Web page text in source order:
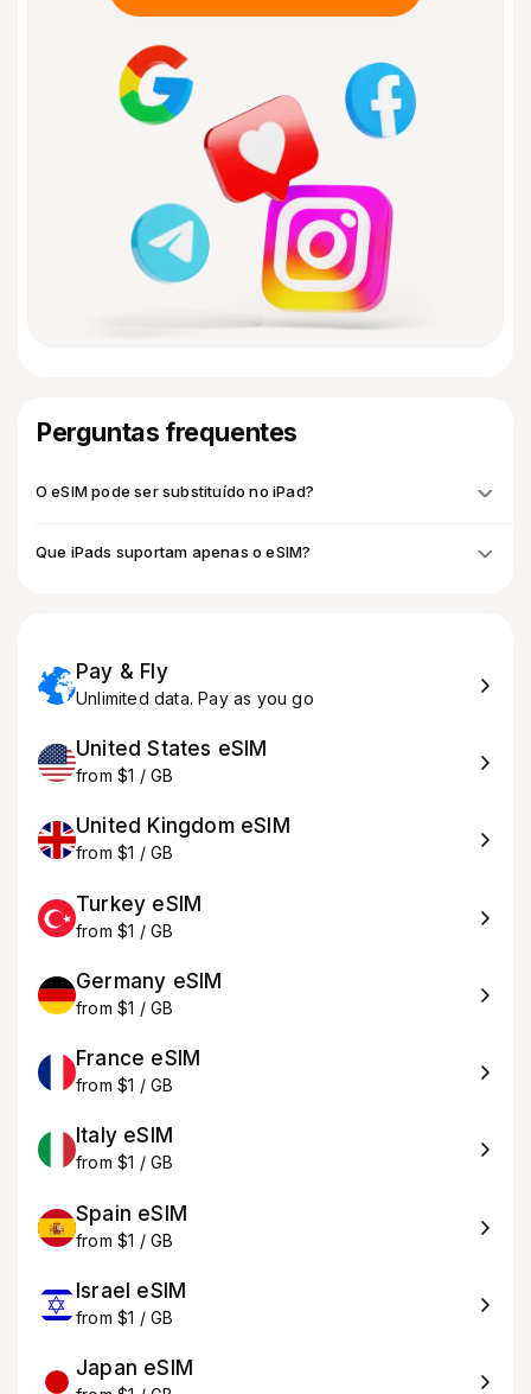
Perguntas frequentes
O eSIM pode ser substituído no iPad?
Que iPads suportam apenas o eSIM?
Pay & Fly
Unlimited data. Pay as you go
United States eSIM
from $1 / GB
United Kingdom eSIM
from $1 / GB
Turkey eSIM
from $1 / GB
Germany eSIM
from $1 / GB
France eSIM
from $1 / GB
Italy eSIM
from $1 / GB
Spain eSIM
from $1 / GB
Israel eSIM
from $1 / GB
Japan eSIM